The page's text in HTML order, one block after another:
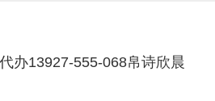
办13927-555-068帛诗欣晨